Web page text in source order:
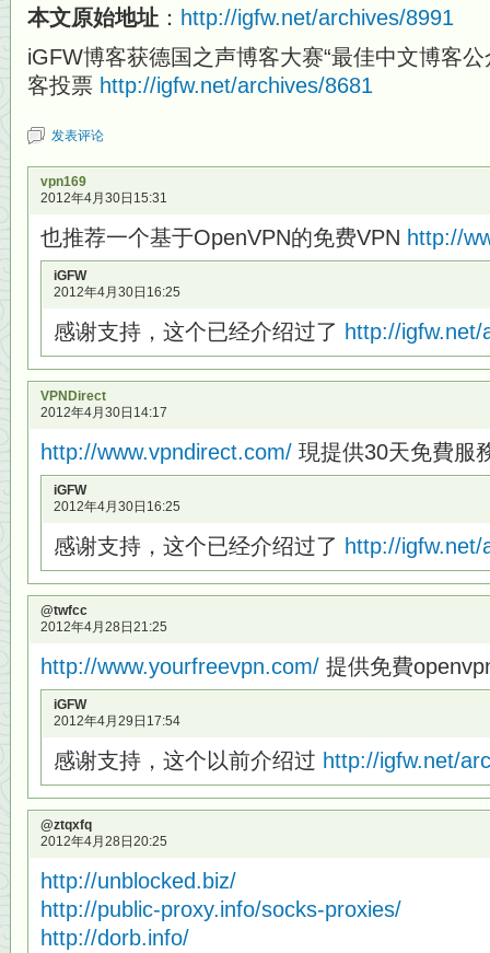
本文原始地址 ： http://igfw.net/archives/8991
iGFW博客获德国之声博客大赛“最佳中文博客
客投票 http://igfw.net/archives/8681
发表评论
vpn169
2012年4月30日15:31
也推荐一个基于OpenVPN的免费VPN http://
iGFW
2012年4月30日16:25
感谢支持，这个已经介绍过了 http://igfw.net/
VPNDirect
2012年4月30日14:17
http://www.vpndirect.com/ 現提供30天免費服
iGFW
2012年4月30日16:25
感谢支持，这个已经介绍过了 http://igfw.net/
@twfcc
2012年4月28日21:25
http://www.yourfreevpn.com/ 提供免費
iGFW
2012年4月29日17:54
感谢支持，这个以前介绍过 http://igfw.net/
@ztqxfq
2012年4月28日20:25
http://unblocked.biz/
http://public-proxy.info/socks-proxies/
http://dorb.info/